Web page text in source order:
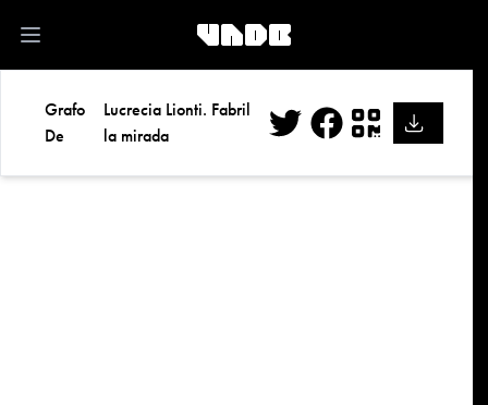
Open main menu
Grafo
De
Lucrecia Lionti. Fabril
la mirada
Facebook
QR